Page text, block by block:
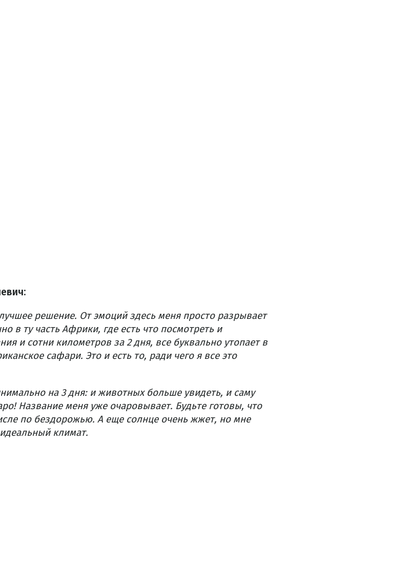
решение. От эмоций здесь меня просто разрывает
в ту часть Африки, где есть что посмотреть и
и сотни километров за 2 дня, все буквально утопает в
сафари. Это и есть то, ради чего я все это
на 3 дня: и животных больше увидеть, и саму
Название меня уже очаровывает. Будьте готовы, что
по бездорожью. А еще солнце очень жжет, но мне
климат.